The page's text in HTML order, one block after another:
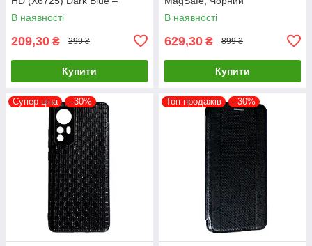
стильний та надійний захист
смартфона з магнітно
В наявності
209,30 ₴ 299 ₴
Купити
В наявності
629,30 ₴ 899 ₴
Купити
Супер ціна –30% Топ продажів –30%